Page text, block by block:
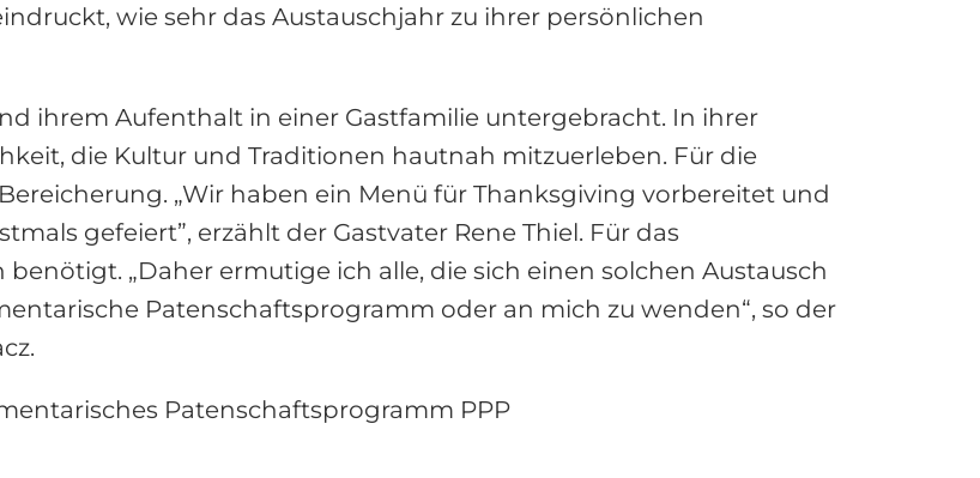
wie sehr das Austauschjahr zu ihrer persönlichen
ihrem Aufenthalt in einer Gastfamilie untergebracht. In ihrer
die Kultur und Traditionen hautnah mitzuerleben. Für die
„Wir haben ein Menü für Thanksgiving vorbereitet und
gefeiert”, erzählt der Gastvater Rene Thiel. Für das
„Daher ermutige ich alle, die sich einen solchen Austausch
Patenschaftsprogramm oder an mich zu wenden“, so der
Patenschaftsprogramm PPP